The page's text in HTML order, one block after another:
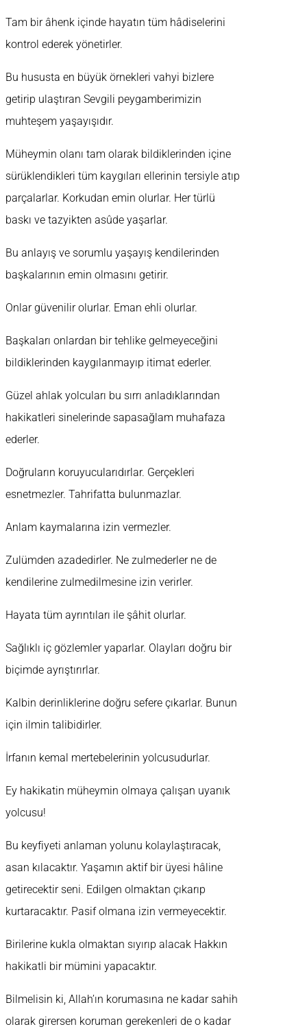
Tam bir âhenk içinde hayatın tüm hâdiselerini
kontrol ederek yönetirler.
Bu hususta en büyük örnekleri vahyi bizlere
getirip ulaştıran Sevgili peygamberimizin
muhteşem yaşayışıdır.
Müheymin olanı tam olarak bildiklerinden içine
sürüklendikleri tüm kaygıları ellerinin tersiyle atıp
parçalarlar. Korkudan emin olurlar. Her türlü
baskı ve tazyikten asûde yaşarlar.
Bu anlayış ve sorumlu yaşayış kendilerinden
başkalarının emin olmasını getirir.
Onlar güvenilir olurlar. Eman ehli olurlar.
Başkaları onlardan bir tehlike gelmeyeceğini
bildiklerinden kaygılanmayıp itimat ederler.
Güzel ahlak yolcuları bu sırrı anladıklarından
hakikatleri sinelerinde sapasağlam muhafaza
ederler.
Doğruların koruyucularıdırlar. Gerçekleri
esnetmezler. Tahrifatta bulunmazlar.
Anlam kaymalarına izin vermezler.
Zulümden azadedirler. Ne zulmederler ne de
kendilerine zulmedilmesine izin verirler.
Hayata tüm ayrıntıları ile şâhit olurlar.
Sağlıklı iç gözlemler yaparlar. Olayları doğru bir
biçimde ayrıştırırlar.
Kalbin derinliklerine doğru sefere çıkarlar. Bunun
için ilmin talibidirler.
İrfanın kemal mertebelerinin yolcusudurlar.
Ey hakikatin müheymin olmaya çalışan uyanık
yolcusu!
Bu keyfiyeti anlaman yolunu kolaylaştıracak,
asan kılacaktır. Yaşamın aktif bir üyesi hâline
getirecektir seni. Edilgen olmaktan çıkarıp
kurtaracaktır. Pasif olmana izin vermeyecektir.
Birilerine kukla olmaktan sıyırıp alacak Hakkın
hakikatli bir mümini yapacaktır.
Bilmelisin ki, Allah’ın korumasına ne kadar sahih
olarak girersen koruman gerekenleri de o kadar